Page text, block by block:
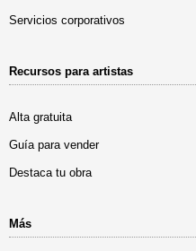
Servicios corporativos
Recursos para artistas
Alta gratuita
Guía para vender
Destaca tu obra
Más